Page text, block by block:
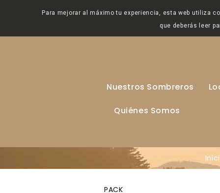
Nuestros Sombreros
Quiénes Somos
PACK
Para mejorar al máximo tu experiencia, esta web utiliza
que deberás leer